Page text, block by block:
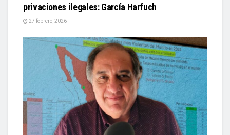
privaciones ilegales: García Harfuch
27 febrero, 2026